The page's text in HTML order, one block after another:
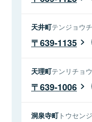
天井町テンジョウ
639-1135
天理町テンリチョウ
639-1006
洞泉寺町トウセン